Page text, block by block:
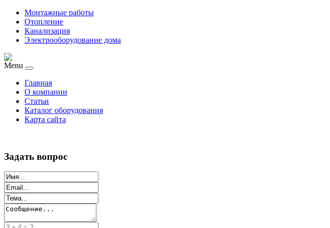
Монтажные работы
Отопление
Канализация
Электрооборудование дома
Menu
Главная
О компании
Статьи
Каталог оборудования
Карта сайта
Задать вопрос